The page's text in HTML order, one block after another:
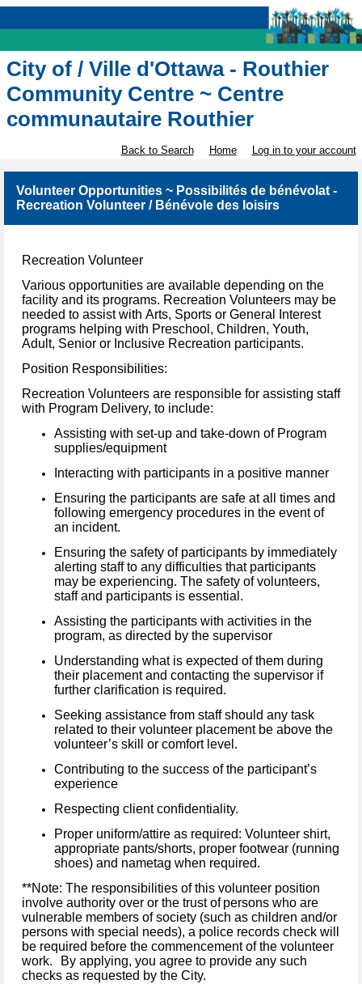
City of / Ville d'Ottawa - Routhier
Community Centre ~ Centre
communautaire Routhier
Back to Search Home Log in to your account
Volunteer Opportunities ~ Possibilités de bénévolat -
Recreation Volunteer / Bénévole des loisirs
Recreation Volunteer
Various opportunities are available depending on the
facility and its programs. Recreation Volunteers may be
needed to assist with Arts, Sports or General Interest
programs helping with Preschool, Children, Youth,
Adult, Senior or Inclusive Recreation participants.
Position Responsibilities:
Recreation Volunteers are responsible for assisting staff
with Program Delivery, to include:
Assisting with set-up and take-down of Program
supplies/equipment
Interacting with participants in a positive manner
Ensuring the participants are safe at all times and
following emergency procedures in the event of
an incident.
Ensuring the safety of participants by immediately
alerting staff to any difficulties that participants
may be experiencing. The safety of volunteers,
staff and participants is essential.
Assisting the participants with activities in the
program, as directed by the supervisor
Understanding what is expected of them during
their placement and contacting the supervisor if
further clarification is required.
Seeking assistance from staff should any task
related to their volunteer placement be above the
volunteer’s skill or comfort level.
Contributing to the success of the participant’s
experience
Respecting client confidentiality.
Proper uniform/attire as required: Volunteer shirt,
appropriate pants/shorts, proper footwear (running
shoes) and nametag when required.
**Note: The responsibilities of this volunteer position
involve authority over or the trust of persons who are
vulnerable members of society (such as children and/or
persons with special needs), a police records check will
be required before the commencement of the volunteer
work. By applying, you agree to provide any such
checks as requested by the City.